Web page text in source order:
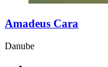
Amadeus Cara
Danube